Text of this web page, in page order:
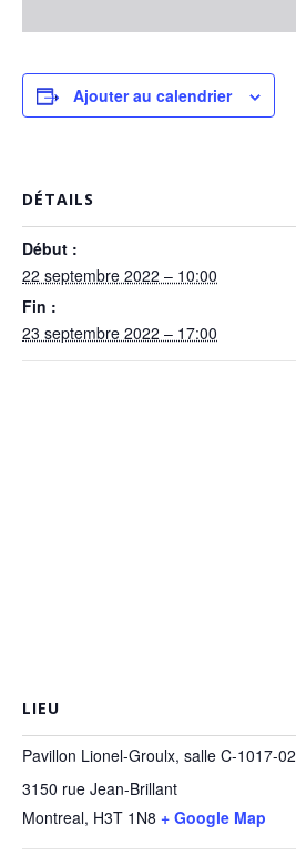
Ajouter au calendrier
DÉTAILS
Début :
22 septembre 2022 – 10:00
Fin :
23 septembre 2022 – 17:00
LIEU
Pavillon Lionel-Groulx, salle C-1017-02
3150 rue Jean-Brillant
Montreal, H3T 1N8 + Google Map